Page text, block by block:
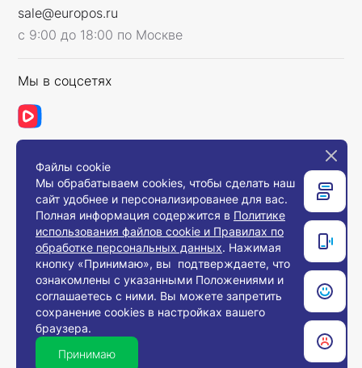
sale@europos.ru
с 9:00 до 18:00 по Москве
Мы в соцсетях
Связаться с нами
© 2008-2026, Компания «Европос Групп». Все
права защищены.
Все товары предназначены для продажи
юридическим лицам и индивидуальным
предпринимателям с целью использования в
хозяйственной деятельности.
Файлы cookie
Мы обрабатываем cookies, чтобы сделать наш
сайт удобнее и персонализированее для вас.
Полная информация содержится в Политике
использования файлов cookie и Правилах по
обработке персональных данных. Нажимая
кнопку «Принимаю», вы подтверждаете, что
ознакомлены с указанными Положениями и
соглашаетесь с ними. Вы можете запретить
сохранение cookies в настройках вашего
браузера.
Принимаю